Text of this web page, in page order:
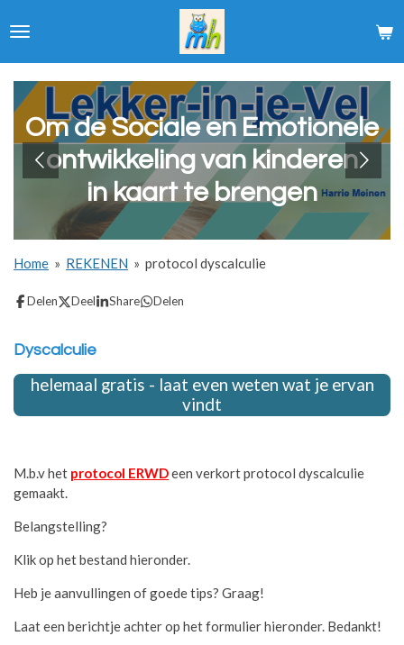
direct
hoofdinhoud
Om de Sociale en Emotionele
ontwikkeling van kinderen
in kaart te brengen
Home » REKENEN » protocol dyscalculie
Delen Deel Share Delen
Dyscalculie
helemaal gratis - laat even weten wat je ervan
vindt
M.b.v het protocol ERWDeen verkort protocol dyscalculie
gemaakt.
Belangstelling?
Klik op het bestand hieronder.
Heb je aanvullingen of goede tips? Graag!
Laat een berichtje achter op het formulier hieronder. Bedankt!